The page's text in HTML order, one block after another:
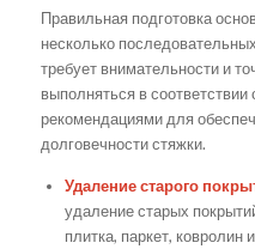
Правильная подготовка
несколько
требует внимательности и
выполняться в соответствии
рекомендациями для
долговечности стяжки.
Удаление старого
удаление старых
плитка, паркет,